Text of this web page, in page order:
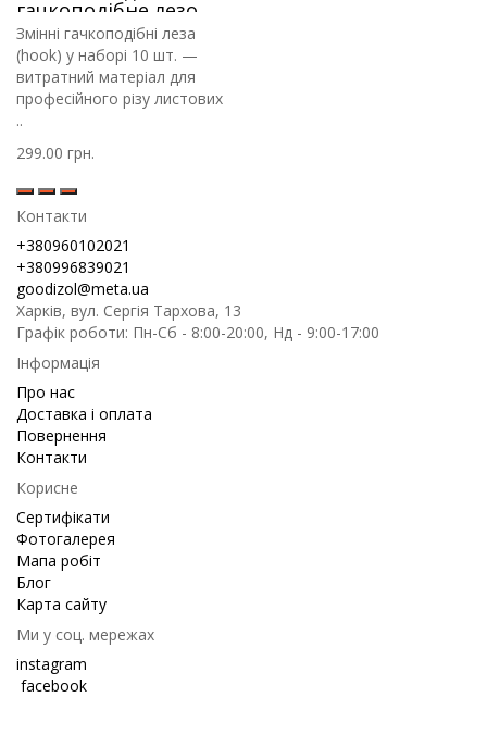
гачкоподібне лезо
Змінні гачкоподібні леза
(hook) у наборі 10 шт. —
витратний матеріал для
професійного різу листових
..
299.00 грн.
Контакти
+380960102021
+380996839021
goodizol@meta.ua
Харків, вул. Сергія Тархова, 13
Графік роботи: Пн-Сб - 8:00-20:00, Нд - 9:00-17:00
Інформація
Про нас
Доставка і оплата
Повернення
Контакти
Корисне
Сертифікати
Фотогалерея
Мапа робіт
Блог
Карта сайту
Ми у соц. мережах
instagram
facebook